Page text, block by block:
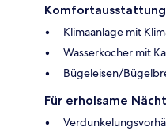
Komfortausstattung
Klimaanlage mit
Wasserkocher mit
Bügeleisen/
Für erholsame